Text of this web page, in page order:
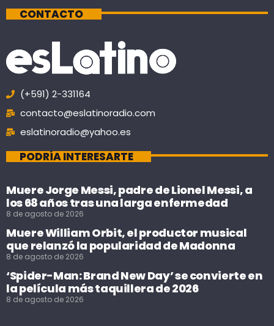
CONTACTO
(+591) 2-331164
contacto@eslatinoradio.com
eslatinoradio@yahoo.es
PODRÍA INTERESARTE
Muere Jorge Messi, padre de Lionel Messi, a
los 68 años tras una larga enfermedad
8 de agosto de 2026
Muere William Orbit, el productor musical
que relanzó la popularidad de Madonna
8 de agosto de 2026
‘Spider-Man: Brand New Day’ se convierte en
la película más taquillera de 2026
8 de agosto de 2026